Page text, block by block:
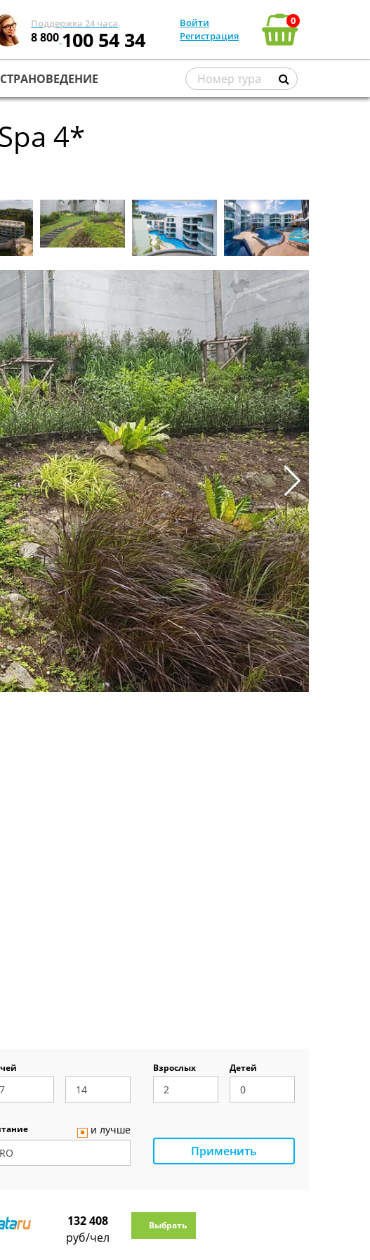
Поддержка 24 часа
8 800100 54 34
Войти
Регистрация
0
СТРАНОВЕДЕНИЕ
4*
Взрослых Детей
и лучше
Применить
132 408
руб/чел
Выбрать